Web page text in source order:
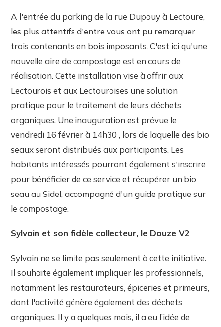
A l'entrée du parking de la rue Dupouy à Lectoure,
les plus attentifs d'entre vous ont pu remarquer
trois contenants en bois imposants. C'est ici qu'une
nouvelle aire de compostage est en cours de
réalisation. Cette installation vise à offrir aux
Lectourois et aux Lectouroises une solution
pratique pour le traitement de leurs déchets
organiques. Une inauguration est prévue le
vendredi 16 février à 14h30 , lors de laquelle des bio
seaux seront distribués aux participants. Les
habitants intéressés pourront également s'inscrire
pour bénéficier de ce service et récupérer un bio
seau au Sidel, accompagné d'un guide pratique sur
le compostage.
Sylvain et son fidèle collecteur, le Douze V2
Sylvain ne se limite pas seulement à cette initiative.
Il souhaite également impliquer les professionnels,
notamment les restaurateurs, épiceries et primeurs,
dont l'activité génère également des déchets
organiques. Il y a quelques mois, il a eu l’idée de